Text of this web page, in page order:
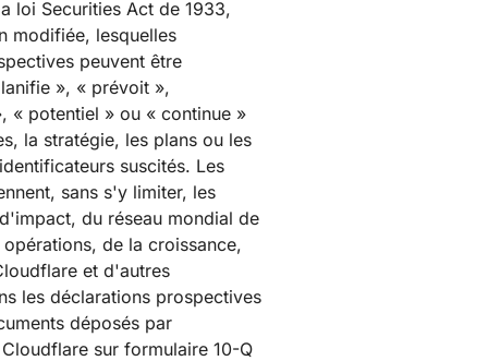
loi Securities Act de 1933,
modifiée, lesquelles
peuvent être
», « prévoit »,
« potentiel » ou « continue »
la stratégie, les plans ou les
suscités. Les
sans s'y limiter, les
du réseau mondial de
de la croissance,
et d'autres
les déclarations prospectives
déposés par
sur formulaire 10-Q